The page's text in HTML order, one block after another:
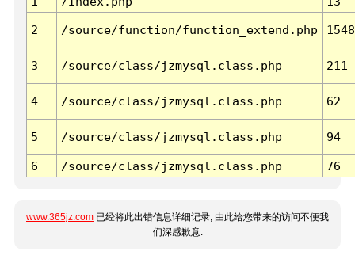
2 /source/function/function_extend.php 1548
3 /source/class/jzmysql.class.php 211
4 /source/class/jzmysql.class.php 62
5 /source/class/jzmysql.class.php 94
6 /source/class/jzmysql.class.php 76
www.365jz.com 已经将此出错信息详细记录, 由此给您带来的访问不便我
们深感歉意.